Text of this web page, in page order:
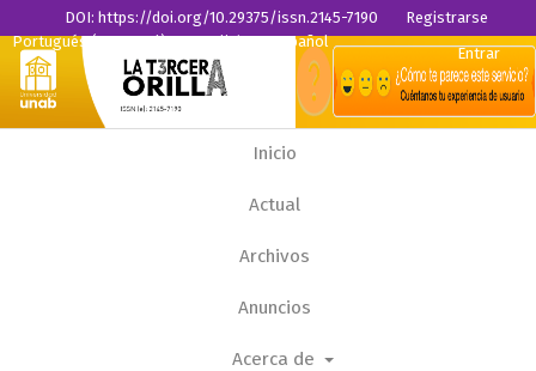
Inicio
Actual
Archivos
Anuncios
Acerca de
Portugués (Portugal) English Español
DOI: https://doi.org/10.29375/issn.2145-7190
Registrarse
Entrar